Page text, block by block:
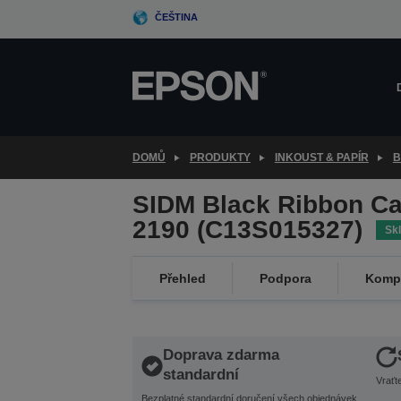
ČEŠTINA
DOMŮ PRODUKTY INKOUST & PAPÍR
SIDM Black Ribbon
2190 (C13S015327)
Přehled Podpora
Doprava zdarma
standardní
Bezplatné standardní doručení všech objednávek